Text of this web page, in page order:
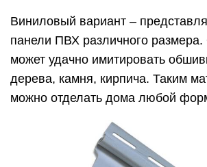
Виниловый вариант –
панели ПВХ различного
может удачно имитировать
дерева, камня, кирпича. Таким
можно отделать дома любой